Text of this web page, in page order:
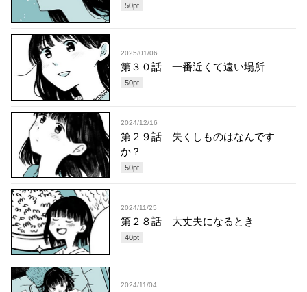
50pt
2025/01/06
第３０話 一番近くて遠い場所
50pt
2024/12/16
第２９話 失くしものはなんです
か？
50pt
2024/11/25
第２８話 大丈夫になるとき
40pt
2024/11/04